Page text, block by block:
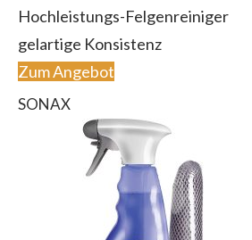
Hochleistungs-Felgenreiniger
gelartige Konsistenz
Zum Angebot
SONAX